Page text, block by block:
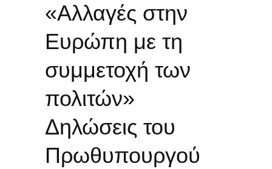
«Αλλαγές στην
Ευρώπη με τη
συμμετοχή των
πολιτών»
Δηλώσεις του
Πρωθυπουργού